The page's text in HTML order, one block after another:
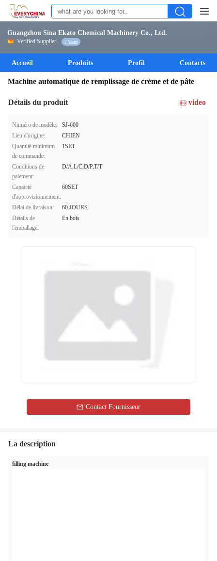
Guangzhou Sina Ekato Chemical Machinery Co., Ltd.
Verified Supplier 1 Years
Accueil Produits Profil Contacts
Machine automatique de remplissage de crème et de pâte
Détails du produit video
Numéro de modèle:
SJ-600
Lieu d'origine:
CHIEN
Quantité minimum
de commande:
1SET
Conditions de
paiement:
D/A,L/C,D/P,T/T
Capacité
d'approvisionnement:
60SET
Délai de livraison:
60 JOURS
Détails de
l'emballage:
En bois
Contact Fournisseur
La description
filling machine